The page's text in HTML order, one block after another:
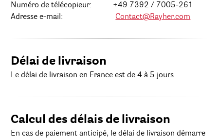
Numéro de télécopieur: +49 7392 / 7005-261
Adresse e-mail: Contact@Rayher.com
Délai de livraison
Le délai de livraison en France est de 4 à 5 jours.
Calcul des délais de livraison
En cas de paiement anticipé, le délai de livraison démarre